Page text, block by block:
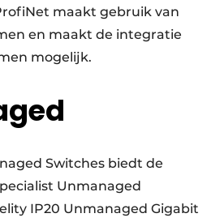
maakt gebruik van
en maakt de integratie
mogelijk.
Switches biedt de
Unmanaged
IP20 Unmanaged Gigabit